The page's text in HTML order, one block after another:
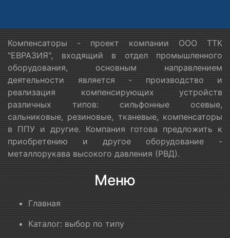
Компенсаторы - проект компании ООО ТТК
"ЕВРАЗИЯ", входящий в отдел промышленного
оборудования, основным направлением
деятельности является - производство и
реализация компенсирующих устройств
различных типов: сильфонные осевые,
сальниковые, резиновые, тканевые, компенсаторы
в ППУ и другие. Компания готова предложить к
приобретению и другое оборудование -
металлорукава высокого давления (РВД).
Меню
Главная
Каталог: выбор по типу